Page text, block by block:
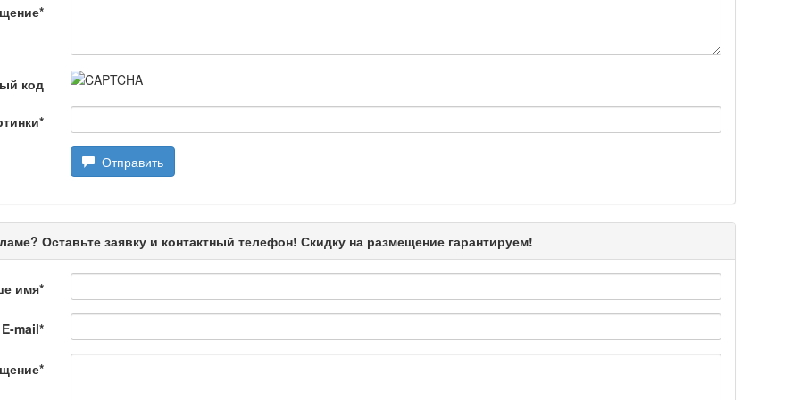
сұрақ
Подробнее >>
жасалған
Подробнее >>
Подробнее >>
*
код
*
Отправить
Оставьте заявку и контактный телефон! Скидку на размещение гарантируем!
имя*
mail*
*